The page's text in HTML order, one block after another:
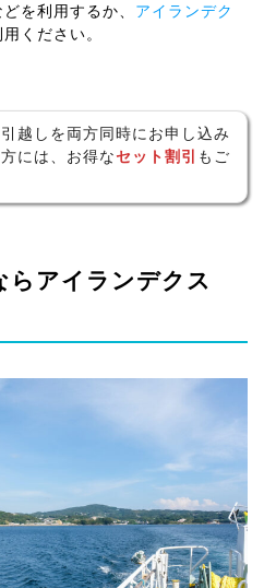
を利用するか、 アイランデク
ください。
越しを両方同時にお申し込み
には、お得なセット割引 もご
らアイランデクス